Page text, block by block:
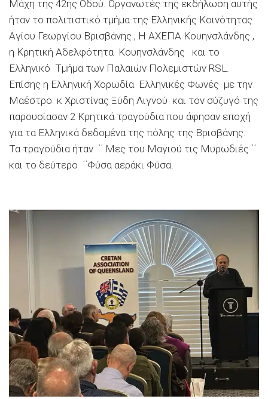
Μάχη της 42ης Οδού. Οργανωτές της εκδήλωση αυτής
ήταν το πολιτιστικό τμήμα της Ελληνικής Κοινότητας
Αγίου Γεωργίου Βρισβάνης , Η ΑΧΕΠΑ Κουηνσλάνδης ,
η Κρητική Αδελφότητα Κουηνσλάνδης και το
Ελληνικό Τμήμα των Παλαιών Πολεμιστών RSL.
Επίσης η Ελληνική Χορωδία Ελληνικές Φωνές με την
Μαέστρο κ Χριστίνας Ξύδη Λιγνού και τον σύζυγό της
παρουσίασαν 2 Κρητικά τραγούδια που άφησαν εποχή
για τα Ελληνικά δεδομένα της πόλης της Βρισβάνης.
Τα τραγούδια ήταν ΄΄ Μες του Μαγιού τις Μυρωδιές ΄΄
και το δεύτερο ΄΄Φύσα αεράκι Φύσα.